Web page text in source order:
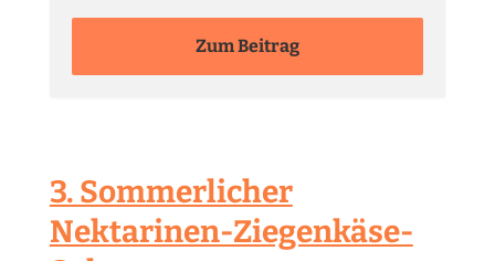
Zum Beitrag
3. Sommerlicher
Nektarinen-Ziegenkäse-